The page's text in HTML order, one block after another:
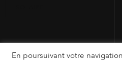
En poursuivant votre